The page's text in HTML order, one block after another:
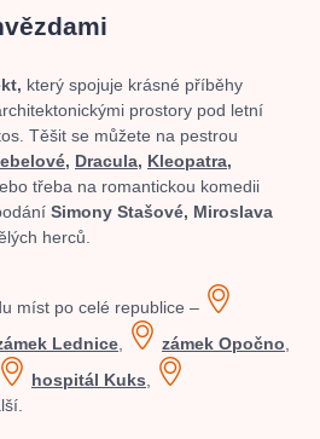
který spojuje krásné příběhy
prostory pod letní
Těšit se můžete na pestrou
Dracula, Kleopatra,
třeba na romantickou komedii
Simony Stašové, Miroslava
herců.
míst po celé republice –
Lednice, zámek Opočno,
hospitál Kuks,